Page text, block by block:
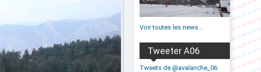
Voir toutes les news...
Tweeter A06
Tweets de @avalanche_06